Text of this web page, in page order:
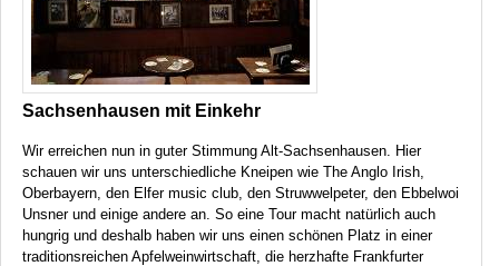
Sachsenhausen mit Einkehr
Wir erreichen nun in guter Stimmung Alt-Sachsenhausen. Hier
schauen wir uns unterschiedliche Kneipen wie The Anglo Irish,
Oberbayern, den Elfer music club, den Struwwelpeter, den Ebbelwoi
Unsner und einige andere an. So eine Tour macht natürlich auch
hungrig und deshalb haben wir uns einen schönen Platz in einer
traditionsreichen Apfelweinwirtschaft, die herzhafte Frankfurter